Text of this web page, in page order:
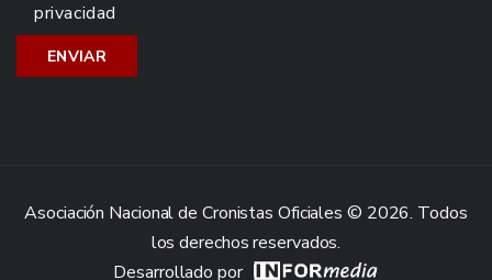
privacidad
Asociación Nacional de Cronistas Oficiales © 2026. Todos
los derechos reservados.
Desarrollado por